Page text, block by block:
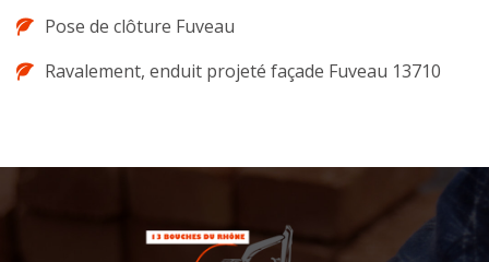
Pose de clôture Fuveau
Ravalement, enduit projeté façade Fuveau 13710